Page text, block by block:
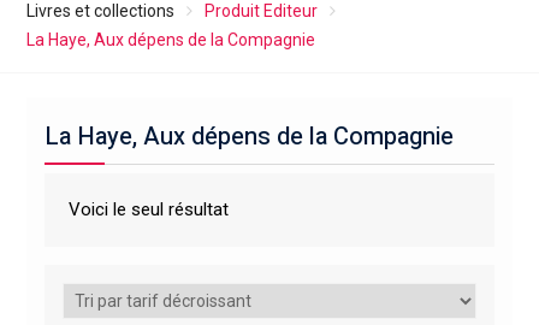
Livres et collections
Produit Editeur
La Haye, Aux dépens de la Compagnie
La Haye, Aux dépens de la Compagnie
Voici le seul résultat